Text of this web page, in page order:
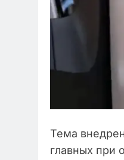
Тема
главных при